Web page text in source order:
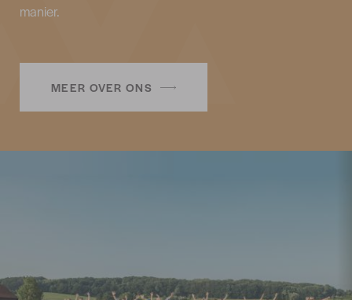
manier.
MEER OVER ONS